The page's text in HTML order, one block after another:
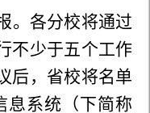
。各分校将通过
不少于五个工作
后，省校将名单
息系统（下简称